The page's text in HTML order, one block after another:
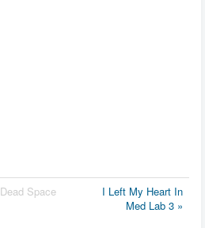
Dead Space
I Left My Heart In
Med Lab 3 »